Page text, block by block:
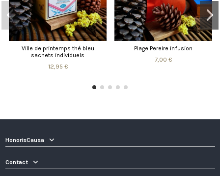
Ville de printemps thé bleu
sachets individuels
12,95 €
Plage Pereire infusion
7,00 €
HonorisCausa
Contact